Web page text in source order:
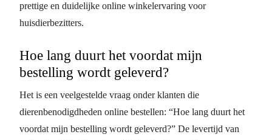
prettige en duidelijke online winkelervaring voor
huisdierbezitters.
Hoe lang duurt het voordat mijn
bestelling wordt geleverd?
Het is een veelgestelde vraag onder klanten die
dierenbenodigdheden online bestellen: “Hoe lang duurt het
voordat mijn bestelling wordt geleverd?” De levertijd van